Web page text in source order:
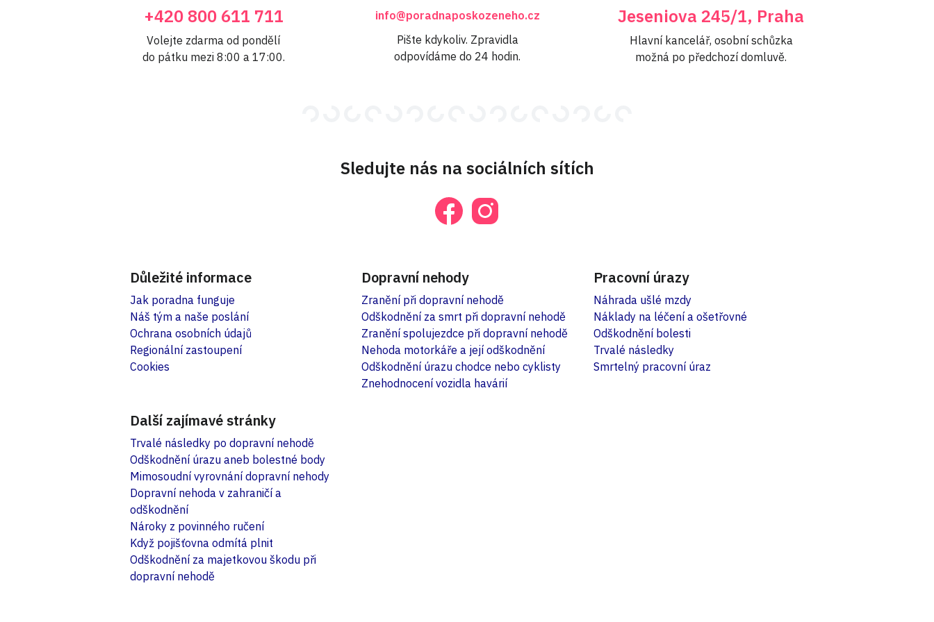
+420 800 611 711
Volejte zdarma od pondělí
do pátku mezi 8:00 a 17:00.
info@poradnaposkozeneho.cz
Pište kdykoliv. Zpravidla
odpovídáme do 24 hodin.
Jeseniova 245/1, Praha
Hlavní kancelář, osobní schůzka
možná po předchozí domluvě.
Sledujte nás na sociálních sítích
Důležité informace
Jak poradna funguje
Náš tým a naše poslání
Ochrana osobních údajů
Regionální zastoupení
Cookies
Dopravní nehody
Zranění při dopravní nehodě
Odškodnění za smrt při dopravní nehodě
Zranění spolujezdce při dopravní nehodě
Nehoda motorkáře a její odškodnění
Odškodnění úrazu chodce nebo cyklisty
Znehodnocení vozidla havárií
Pracovní úrazy
Náhrada ušlé mzdy
Náklady na léčení a ošetřovné
Odškodnění bolesti
Trvalé následky
Smrtelný pracovní úraz
Další zajímavé stránky
Trvalé následky po dopravní nehodě
Odškodnění úrazu aneb bolestné body
Mimosoudní vyrovnání dopravní nehody
Dopravní nehoda v zahraničí a
odškodnění
Nároky z povinného ručení
Když pojišťovna odmítá plnit
Odškodnění za majetkovou škodu při
dopravní nehodě